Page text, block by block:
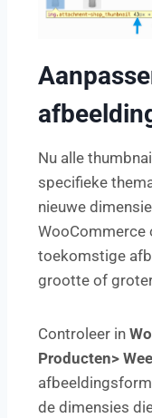
Nu alle
specifieke
nieuwe
WooCommerce
toekomstige
grootte of
Controleer in
Producten>
de dimensies